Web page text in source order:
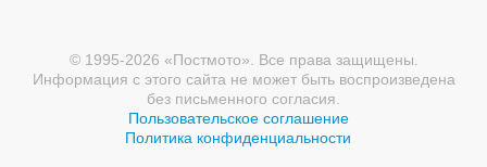
© 1995-2026 «Постмото». Все права защищены.
Информация с этого сайта не может быть воспроизведена
без письменного согласия.
Пользовательское соглашение
Политика конфиденциальности